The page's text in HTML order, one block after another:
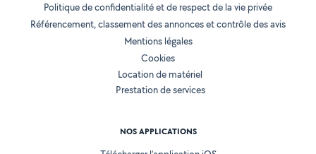
Politique de confidentialité et de respect de la vie privée
Référencement, classement des annonces et contrôle des avis
Mentions légales
Cookies
Location de matériel
Prestation de services
NOS APPLICATIONS